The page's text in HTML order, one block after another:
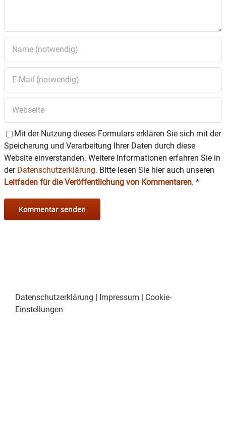
Mit der Nutzung dieses Formulars erklären Sie sich mit der
Speicherung und Verarbeitung Ihrer Daten durch diese
Website einverstanden. Weitere Informationen erfahren Sie in
der Datenschutzerklärung. Bitte lesen Sie hier auch unseren
Leitfaden für die Veröffentlichung von Kommentaren. *
Datenschutzerklärung | Impressum | Cookie-
Einstellungen